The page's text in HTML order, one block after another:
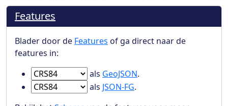
Features
Blader door de Features of ga direct naar de
features in:
Ga naar Features in
als GeoJSON.
Ga naar Features in
als JSON-FG.